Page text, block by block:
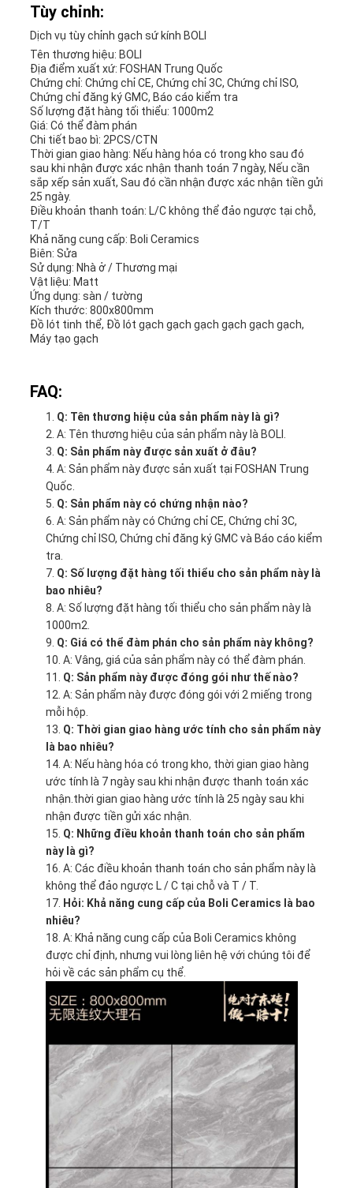
Tùy chỉnh:
Dịch vụ tùy chỉnh gạch sứ kính BOLI
Tên thương hiệu: BOLI
Địa điểm xuất xứ: FOSHAN Trung Quốc
Chứng chỉ: Chứng chỉ CE, Chứng chỉ 3C, Chứng chỉ ISO,
Chứng chỉ đăng ký GMC, Báo cáo kiểm tra
Số lượng đặt hàng tối thiểu: 1000m2
Giá: Có thể đàm phán
Chi tiết bao bì: 2PCS/CTN
Thời gian giao hàng: Nếu hàng hóa có trong kho sau đó
sau khi nhận được xác nhận thanh toán 7 ngày, Nếu cần
sắp xếp sản xuất, Sau đó cần nhận được xác nhận tiền gửi
25 ngày.
Điều khoản thanh toán: L/C không thể đảo ngược tại chỗ,
T/T
Khả năng cung cấp: Boli Ceramics
Biên: Sửa
Sử dụng: Nhà ở / Thương mại
Vật liệu: Matt
Ứng dụng: sàn / tường
Kích thước: 800x800mm
Đồ lót tinh thể, Đồ lót gạch gạch gạch gạch gạch gạch,
Máy tạo gạch
FAQ:
Q: Tên thương hiệu của sản phẩm này là gì?
A: Tên thương hiệu của sản phẩm này là BOLI.
Q: Sản phẩm này được sản xuất ở đâu?
A: Sản phẩm này được sản xuất tại FOSHAN Trung
Quốc.
Q: Sản phẩm này có chứng nhận nào?
A: Sản phẩm này có Chứng chỉ CE, Chứng chỉ 3C,
Chứng chỉ ISO, Chứng chỉ đăng ký GMC và Báo cáo kiểm
tra.
Q: Số lượng đặt hàng tối thiểu cho sản phẩm này là
bao nhiêu?
A: Số lượng đặt hàng tối thiểu cho sản phẩm này là
1000m2.
Q: Giá có thể đàm phán cho sản phẩm này không?
A: Vâng, giá của sản phẩm này có thể đàm phán.
Q: Sản phẩm này được đóng gói như thế nào?
A: Sản phẩm này được đóng gói với 2 miếng trong
mỗi hộp.
Q: Thời gian giao hàng ước tính cho sản phẩm này
là bao nhiêu?
A: Nếu hàng hóa có trong kho, thời gian giao hàng
ước tính là 7 ngày sau khi nhận được thanh toán xác
nhận.thời gian giao hàng ước tính là 25 ngày sau khi
nhận được tiền gửi xác nhận.
Q: Những điều khoản thanh toán cho sản phẩm
này là gì?
A: Các điều khoản thanh toán cho sản phẩm này là
không thể đảo ngược L / C tại chỗ và T / T.
Hỏi: Khả năng cung cấp của Boli Ceramics là bao
nhiêu?
A: Khả năng cung cấp của Boli Ceramics không
được chỉ định, nhưng vui lòng liên hệ với chúng tôi để
hỏi về các sản phẩm cụ thể.